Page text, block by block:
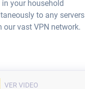
in your household
to any servers
our vast VPN network.
VER VIDEO